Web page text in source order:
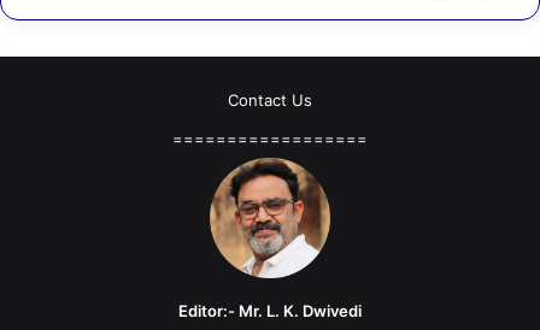
Contact Us
==================
Editor:- Mr. L. K. Dwivedi